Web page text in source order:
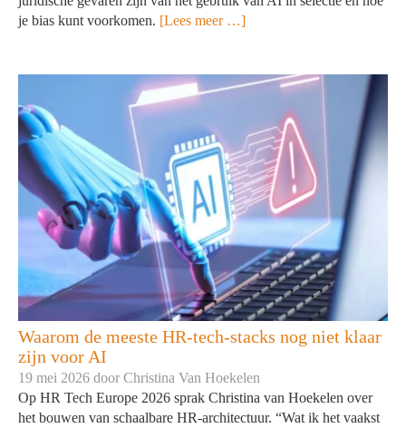
je bias kunt voorkomen. [Lees meer …]
Waarom de meeste HR-tech-stacks nog niet klaar
zijn voor AI
19 mei 2026 doorChristina Van Hoekelen
Op HR Tech Europe 2026 sprak Christina van Hoekelen over
het bouwen van schaalbare HR-architectuur. “Wat ik het vaakst